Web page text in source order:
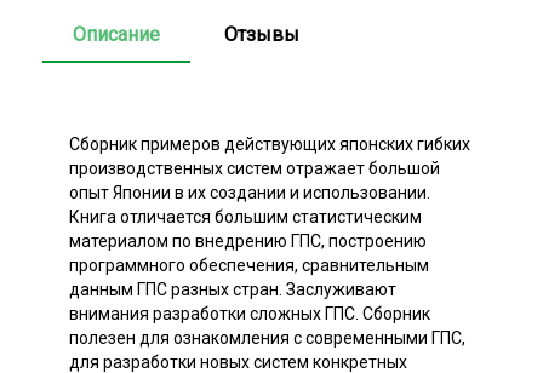
Описание Отзывы
Сборник примеров действующих японских гибких
производственных систем отражает большой
опыт Японии в их создании и использовании.
Книга отличается большим статистическим
материалом по внедрению ГПС, построению
программного обеспечения, сравнительным
данным ГПС разных стран. Заслуживают
внимания разработки сложных ГПС. Сборник
полезен для ознакомления с современными ГПС,
для разработки новых систем конкретных